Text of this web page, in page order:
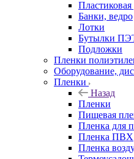
Пластиковая
Банки, ведро
Лотки
Бутылки
Подложки
Пленки
Оборудование,
Пленки
Назад
Пленки
Пищевая
Пленка для
Пленка ПВХ
Пленка